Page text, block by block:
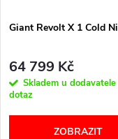
Giant Revolt X 1 Cold
64 799 Kč
Skladem u
dotaz
ZOBRAZIT